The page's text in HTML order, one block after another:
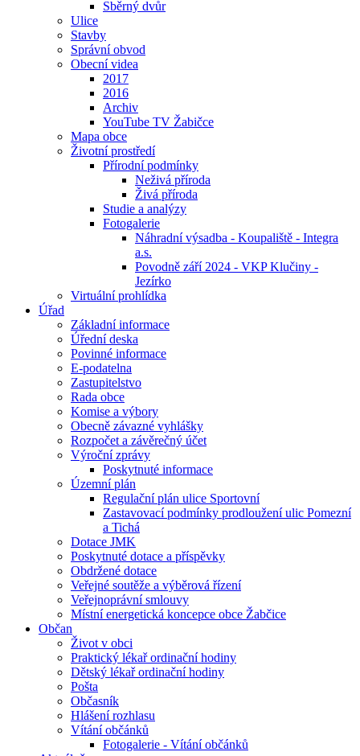
Sběrný dvůr
Ulice
Stavby
Správní obvod
Obecní videa
2017
2016
Archiv
YouTube TV Žabičce
Mapa obce
Životní prostředí
Přírodní podmínky
Neživá příroda
Živá příroda
Studie a analýzy
Fotogalerie
Náhradní výsadba - Koupaliště - Integra
a.s.
Povodně září 2024 - VKP Klučiny -
Jezírko
Virtuální prohlídka
Úřad
Základní informace
Úřední deska
Povinné informace
E-podatelna
Zastupitelstvo
Rada obce
Komise a výbory
Obecně závazné vyhlášky
Rozpočet a závěrečný účet
Výroční zprávy
Poskytnuté informace
Územní plán
Regulační plán ulice Sportovní
Zastavovací podmínky prodloužení ulic Pomezní
a Tichá
Dotace JMK
Poskytnuté dotace a příspěvky
Obdržené dotace
Veřejné soutěže a výběrová řízení
Veřejnoprávní smlouvy
Místní energetická koncepce obce Žabčice
Občan
Život v obci
Praktický lékař ordinační hodiny
Dětský lékař ordinační hodiny
Pošta
Občasník
Hlášení rozhlasu
Vítání občánků
Fotogalerie - Vítání občánků